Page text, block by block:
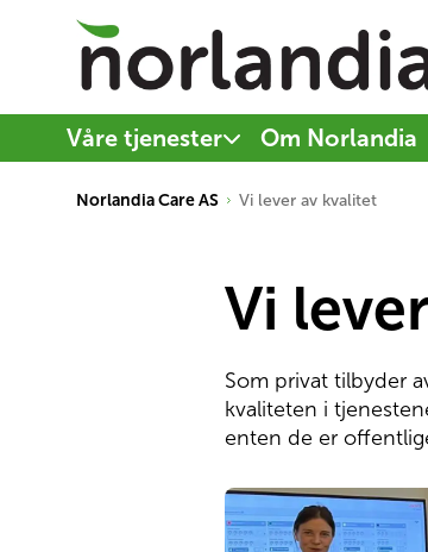
Våre tjenester Om Norlandia
Norlandia Care AS Vi lever av kvalitet
Vi
Som privat tilbyder
kvaliteten i
enten de er